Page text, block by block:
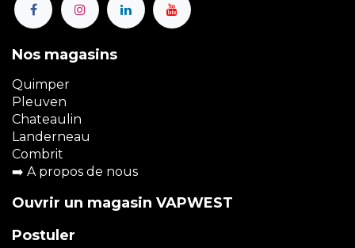
Nos magasins
Quimper
Pleuven
Chateaulin
Landerneau
Combrit
➡️ A propos de nous
Ouvrir un magasin VAPWEST
Postuler